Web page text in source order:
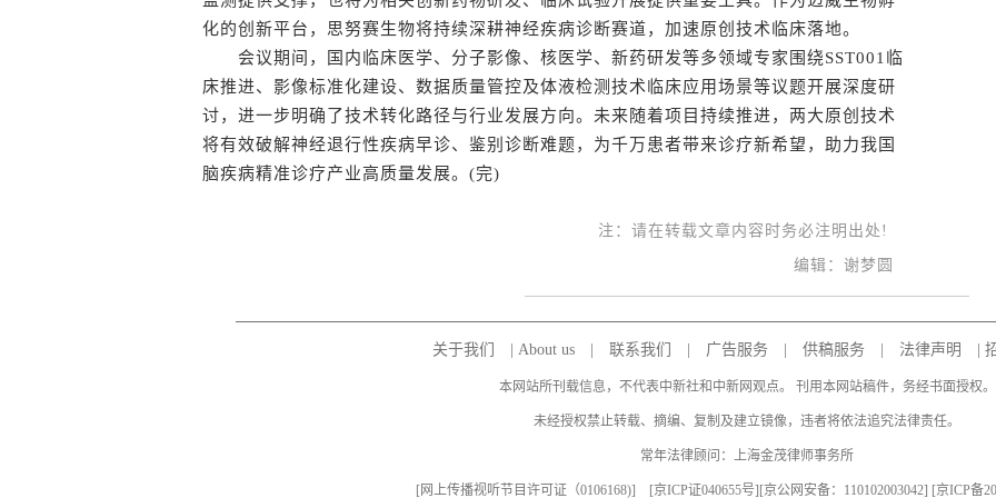
化的创新平台，思努赛生物将持续深耕神经疾病诊断赛道，加速原创技术临床落地。
会议期间，国内临床医学、分子影像、核医学、新药研发等多领域专家围绕SST001临
床推进、影像标准化建设、数据质量管控及体液检测技术临床应用场景等议题开展深度研
讨，进一步明确了技术转化路径与行业发展方向。未来随着项目持续推进，两大原创技术
将有效破解神经退行性疾病早诊、鉴别诊断难题，为千万患者带来诊疗新希望，助力我国
脑疾病精准诊疗产业高质量发展。(完)
注：请在转载文章内容时务必注明出处!
编辑：谢梦圆
关于我们 About us| 联系我们 广告服务| 供稿服务| 法律声明
本网站所刊载信息，不代表中新社和中新网观点。 刊用本网站稿件，务经书面授权。
未经授权禁止转载、摘编、复制及建立镜像，违者将依法追究法律责任。
常年法律顾问：上海金茂律师事务所
[网上传播视听节目许可证（0106168)] [京ICP证040655号][京公网安备：110102003042] [京ICP备